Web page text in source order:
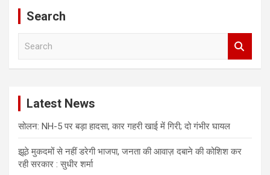
Search
Latest News
सोलन: NH-5 पर बड़ा हादसा, कार गहरी खाई में गिरी; दो गंभीर घायल
झूठे मुकदमों से नहीं डरेगी भाजपा, जनता की आवाज़ दबाने की कोशिश कर
रही सरकार : सुधीर शर्मा